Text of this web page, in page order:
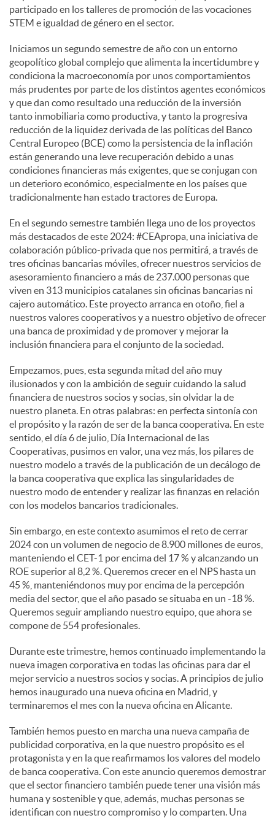
participado en los talleres de promoción de las vocaciones
STEM e igualdad de género en el sector.
Iniciamos un segundo semestre de año con un entorno
geopolítico global complejo que alimenta la incertidumbre y
condiciona la macroeconomía por unos comportamientos
más prudentes por parte de los distintos agentes económicos
y que dan como resultado una reducción de la inversión
tanto inmobiliaria como productiva, y tanto la progresiva
reducción de la liquidez derivada de las políticas del Banco
Central Europeo (BCE) como la persistencia de la inflación
están generando una leve recuperación debido a unas
condiciones financieras más exigentes, que se conjugan con
un deterioro económico, especialmente en los países que
tradicionalmente han estado tractores de Europa.
En el segundo semestre también llega uno de los proyectos
más destacados de este 2024: #CEApropa, una iniciativa de
colaboración público-privada que nos permitirá, a través de
tres oficinas bancarias móviles, ofrecer nuestros servicios de
asesoramiento financiero a más de 237.000 personas que
viven en 313 municipios catalanes sin oficinas bancarias ni
cajero automático. Este proyecto arranca en otoño, fiel a
nuestros valores cooperativos y a nuestro objetivo de ofrecer
una banca de proximidad y de promover y mejorar la
inclusión financiera para el conjunto de la sociedad.
Empezamos, pues, esta segunda mitad del año muy
ilusionados y con la ambición de seguir cuidando la salud
financiera de nuestros socios y socias, sin olvidar la de
nuestro planeta. En otras palabras: en perfecta sintonía con
el propósito y la razón de ser de la banca cooperativa. En este
sentido, el día 6 de julio, Día Internacional de las
Cooperativas, pusimos en valor, una vez más, los pilares de
nuestro modelo a través de la publicación de un decálogo de
la banca cooperativa que explica las singularidades de
nuestro modo de entender y realizar las finanzas en relación
con los modelos bancarios tradicionales.
Sin embargo, en este contexto asumimos el reto de cerrar
2024 con un volumen de negocio de 8.900 millones de euros,
manteniendo el CET-1 por encima del 17 % y alcanzando un
ROE superior al 8,2 %. Queremos crecer en el NPS hasta un
45 %, manteniéndonos muy por encima de la percepción
media del sector, que el año pasado se situaba en un -18 %.
Queremos seguir ampliando nuestro equipo, que ahora se
compone de 554 profesionales.
Durante este trimestre, hemos continuado implementando la
nueva imagen corporativa en todas las oficinas para dar el
mejor servicio a nuestros socios y socias. A principios de julio
hemos inaugurado una nueva oficina en Madrid, y
terminaremos el mes con la nueva oficina en Alicante.
También hemos puesto en marcha una nueva campaña de
publicidad corporativa, en la que nuestro propósito es el
protagonista y en la que reafirmamos los valores del modelo
de banca cooperativa. Con este anuncio queremos demostrar
que el sector financiero también puede tener una visión más
humana y sostenible y que, además, muchas personas se
identifican con nuestro compromiso y lo comparten. Una